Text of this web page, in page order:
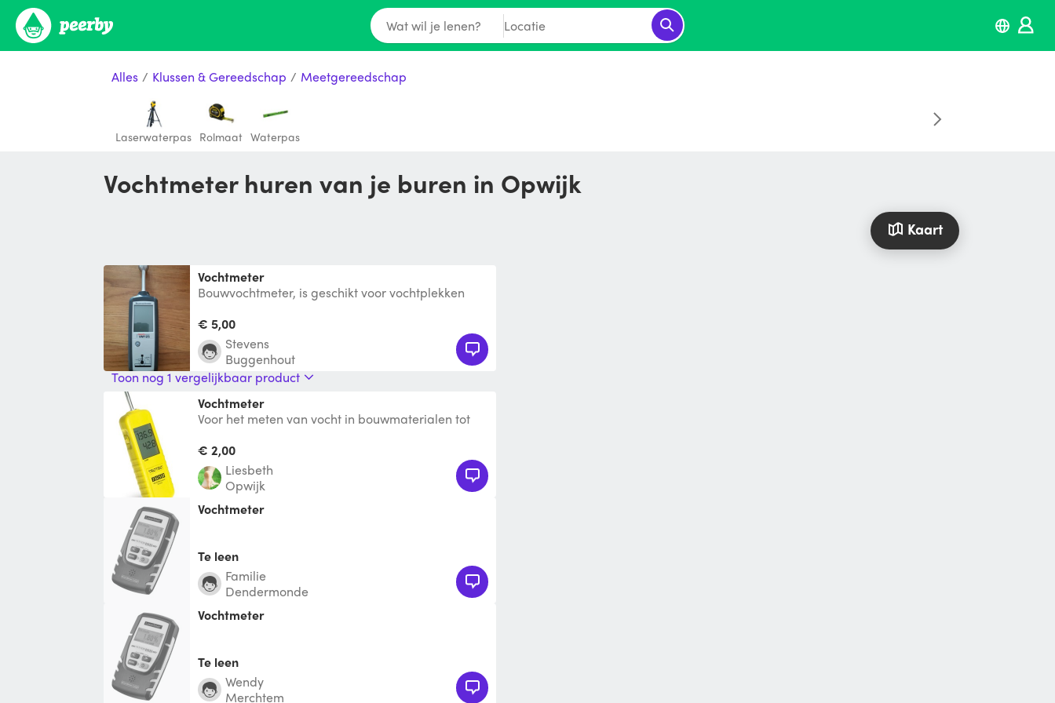
Wat wil je lenen? Locatie
Alles / Klussen & Gereedschap / Meetgereedschap
Laserwaterpas Rolmaat Waterpas
Vochtmeter huren van je buren in Opwijk
Kaart
Vochtmeter
Bouwvochtmeter, is geschikt voor vochtplekken
€ 5,00
Stevens
Buggenhout
Toon nog 1 vergelijkbaar product
Vochtmeter
Voor het meten van vocht in bouwmaterialen tot
met
€ 2,00
Liesbeth
Opwijk
Vochtmeter
Te leen
Familie
Dendermonde
Vochtmeter
Te leen
Wendy
Merchtem